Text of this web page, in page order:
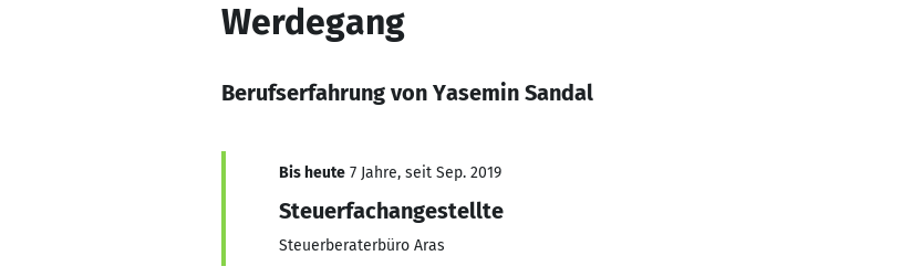
Werdegang
Berufserfahrung von Yasemin Sandal
Bis heute 7 Jahre, seit Sep. 2019
Steuerfachangestellte
Steuerberaterbüro Aras